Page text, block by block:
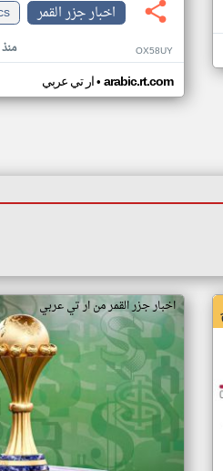
اخبار جزر القمر
OX58UY
ار تي عربي• arabic.rt.com
اخبار جزر القمر من ار تي عربي